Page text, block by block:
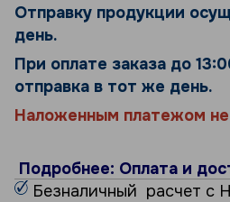
Отправку продукции
день.
При оплате заказа до
отправка в тот же день.
Наложенным платежом
Подробнее: Оплата и
Безналичный расчет с